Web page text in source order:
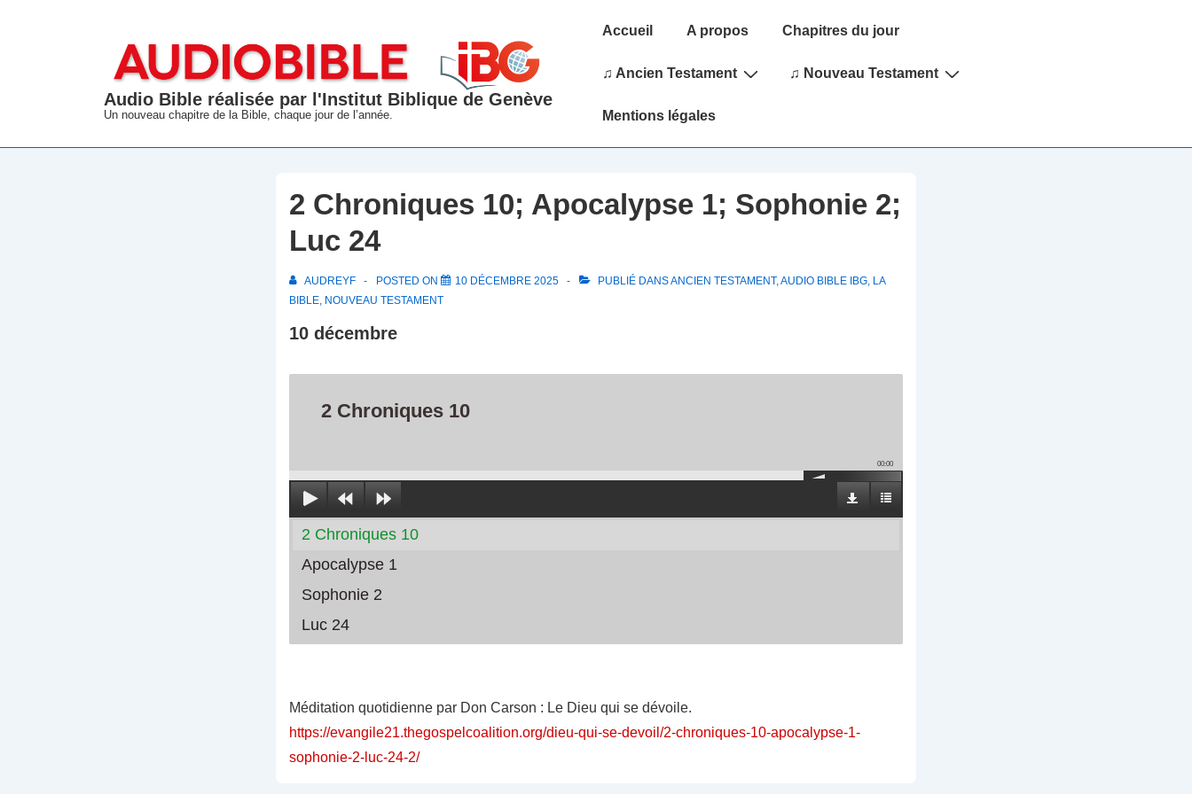
Audio Bible réalisée par l'Institut Biblique de Genève
Un nouveau chapitre de la Bible, chaque jour de l’année.
Main
Accueil A propos Chapitres du jour
♫ Ancien Testament ♫ Nouveau Testament
Mentions légales
2 Chroniques 10; Apocalypse 1; Sophonie 2;
Luc 24
AUDREYF POSTED ON 10 DÉCEMBRE 2025 PUBLIÉ DANSANCIEN TESTAMENT,AUDIO BIBLE IBG, LA
BIBLE, NOUVEAU TESTAMENT
10 décembre
2 Chroniques 10
00:00
2 Chroniques 10
Apocalypse 1
Sophonie 2
Luc 24
Méditation quotidienne par Don Carson : Le Dieu qui se dévoile.
https://evangile21.thegospelcoalition.org/dieu-qui-se-devoil/2-chroniques-10-apocalypse-1-
sophonie-2-luc-24-2/